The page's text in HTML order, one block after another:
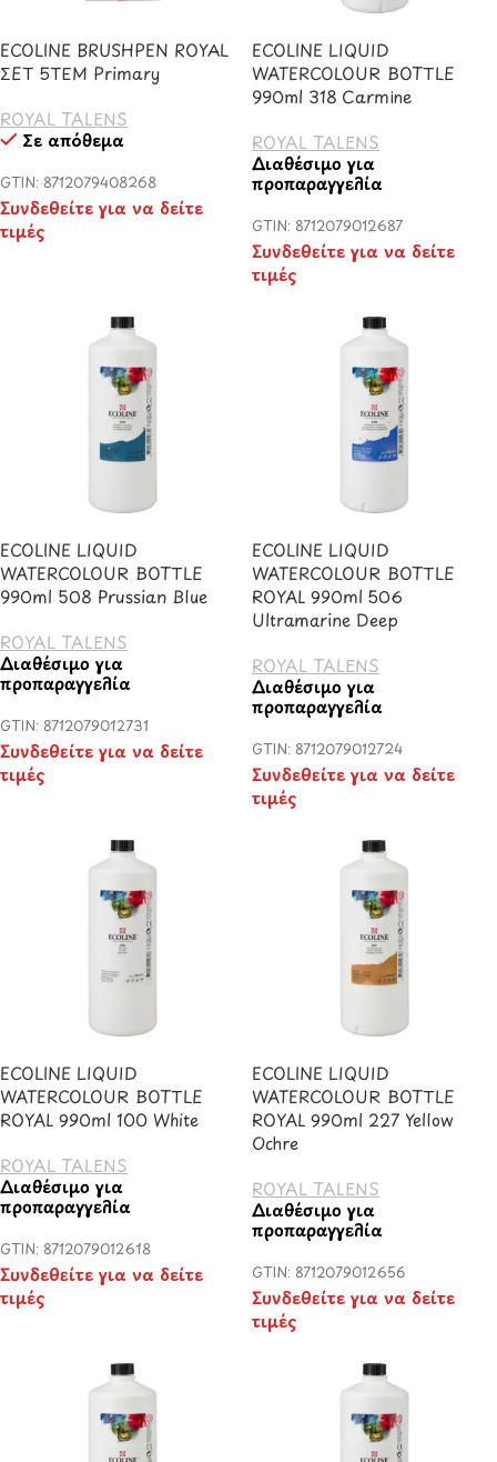
ECOLINE BRUSHPEN ROYAL
ΣΕΤ 5ΤΕΜ Primary
ROYAL TALENS
Σε απόθεμα
GTIN: 8712079408268
Συνδεθείτε για να δείτε
τιμές
ECOLINE LIQUID
WATERCOLOUR BOTTLE
990ml 318 Carmine
ROYAL TALENS
Διαθέσιμο για
προπαραγγελία
GTIN: 8712079012687
Συνδεθείτε για να δείτε
τιμές
ECOLINE LIQUID
WATERCOLOUR BOTTLE
990ml 508 Prussian Blue
ROYAL TALENS
Διαθέσιμο για
προπαραγγελία
GTIN: 8712079012731
Συνδεθείτε για να δείτε
τιμές
ECOLINE LIQUID
WATERCOLOUR BOTTLE
ROYAL 990ml 506
Ultramarine Deep
ROYAL TALENS
Διαθέσιμο για
προπαραγγελία
GTIN: 8712079012724
Συνδεθείτε για να δείτε
τιμές
ECOLINE LIQUID
WATERCOLOUR BOTTLE
ROYAL 990ml 100 White
ROYAL TALENS
Διαθέσιμο για
προπαραγγελία
GTIN: 8712079012618
Συνδεθείτε για να δείτε
τιμές
ECOLINE LIQUID
WATERCOLOUR BOTTLE
ROYAL 990ml 227 Yellow
Ochre
ROYAL TALENS
Διαθέσιμο για
προπαραγγελία
GTIN: 8712079012656
Συνδεθείτε για να δείτε
τιμές